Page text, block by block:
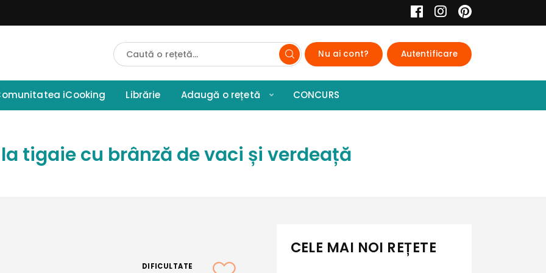
Cauta
Retete
Nu ai cont? Autentificare
iCooking Librărie Adaugă o rețetă CONCURS
tigaie cu brânză de vaci și verdeață
DIFICULTATE
CELE MAI NOI REȚETE